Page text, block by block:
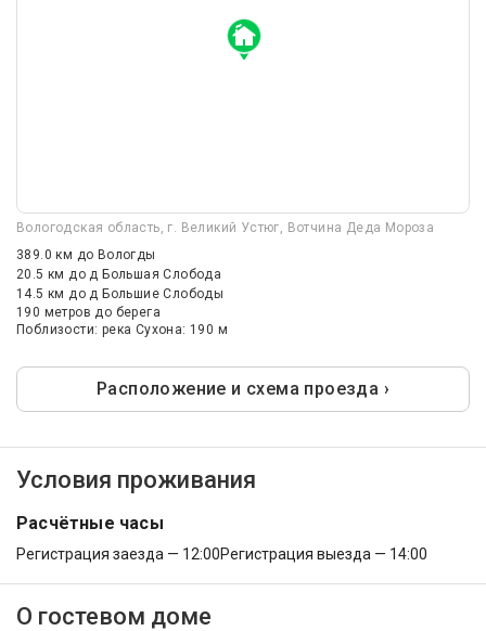
Вологодская область, г. Великий Устюг, Вотчина Деда Мороза
389.0 км до Вологды
20.5 кмдо д Большая Слобода
14.5 кмдо д Большие Слободы
190 метров до берега
Поблизости: река Сухона: 190 м
Расположение и схема проезда ›
Условия проживания
Расчётные часы
Регистрация заезда — 12:00Регистрация выезда — 14:00
О гостевом доме